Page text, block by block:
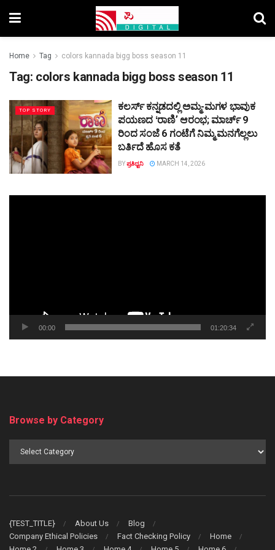
Home Tag colors kannada bigg boss season 11
Tag: colors kannada bigg boss season 11
TOP STORY
ಕಲರ್ಸ್‌ ಕನ್ನಡದಲ್ಲಿ ಅಮ್ಮ-ಮಗಳ ಭಾವುಕ
ಪಯಣದ ʻರಾಣಿʼ ಆರಂಭ; ಮಾರ್ಚ್ 9
ರಿಂದ ಸಂಜೆ 6 ಗಂಟೆಗೆ ನಿಮ್ಮ ಮನಗೆಲ್ಲಲು
ಬರ್ತಿದೆ ಹೊಸ ಕತೆ
BYಪ್ರತಿಧ್ವನಿ MARCH 14, 2026
00:00 01:20:34
Browse by Category
{TEST_TITLE} About Us
Blog
Company Ethical Policies
Fact Checking Policy
Home